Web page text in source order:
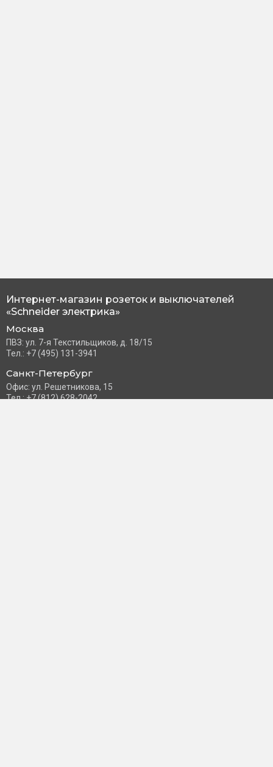
Интернет-магазин розеток и выключателей
«Schneider электрика»
Москва
ПВЗ: ул. 7-я Текстильщиков, д. 18/15
Тел.: +7 (495) 131-3941
Санкт-Петербург
Офис: ул. Решетникова, 15
Тел.: +7 (812) 628-2042